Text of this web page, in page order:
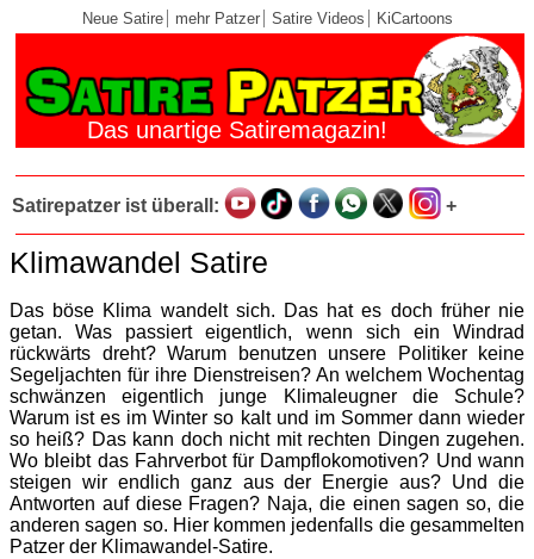
Neue Satire mehr Patzer Satire Videos KiCartoons
Das unartige Satiremagazin!
Satirepatzer ist überall: +
Klimawandel Satire
Das böse Klima wandelt sich. Das hat es doch früher nie
getan. Was passiert eigentlich, wenn sich ein Windrad
rückwärts dreht? Warum benutzen unsere Politiker keine
Segeljachten für ihre Dienstreisen? An welchem Wochentag
schwänzen eigentlich junge Klimaleugner die Schule?
Warum ist es im Winter so kalt und im Sommer dann wieder
so heiß? Das kann doch nicht mit rechten Dingen zugehen.
Wo bleibt das Fahrverbot für Dampflokomotiven? Und wann
steigen wir endlich ganz aus der Energie aus? Und die
Antworten auf diese Fragen? Naja, die einen sagen so, die
anderen sagen so. Hier kommen jedenfalls die gesammelten
Patzer der Klimawandel-Satire.